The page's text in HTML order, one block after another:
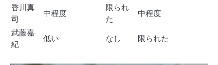
香川真
司
中程度
限られ
た
中程度
武藤嘉
紀
低い なし 限られた